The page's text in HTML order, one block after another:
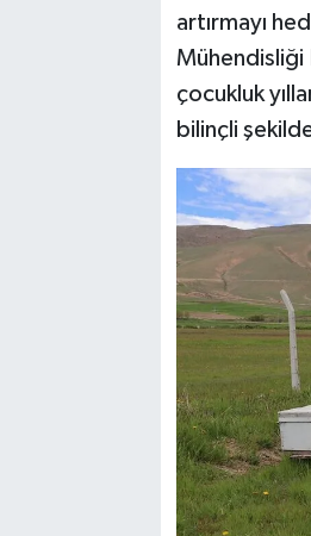
artırmayı
Mühendisliği
çocukluk
bilinçli